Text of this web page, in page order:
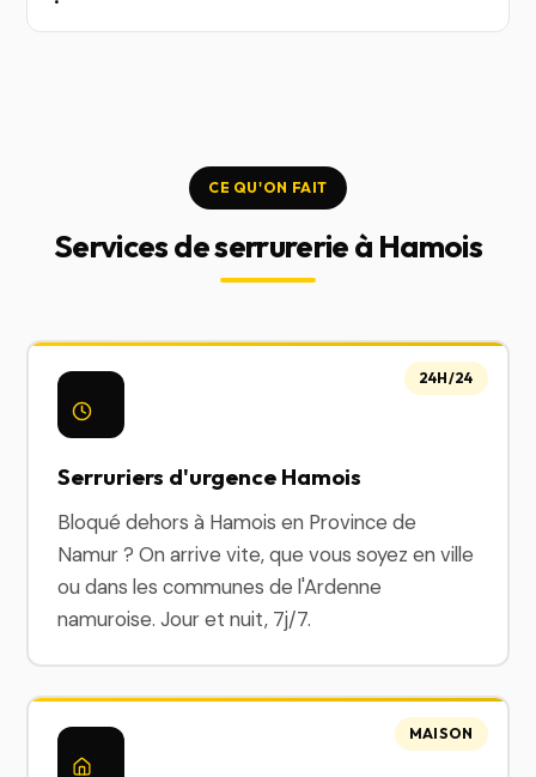
CE QU'ON FAIT
Services de serrurerie à Hamois
Serruriers d'urgence Hamois
Bloqué dehors à Hamois en Province de
Namur ? On arrive vite, que vous soyez en ville
ou dans les communes de l'Ardenne
namuroise. Jour et nuit, 7j/7.
24H/24
MAISON